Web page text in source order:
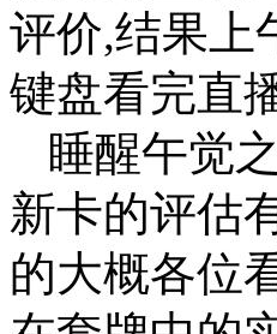
评价,结果上
键盘看完直
睡醒午觉
新卡的评估
的大概各位